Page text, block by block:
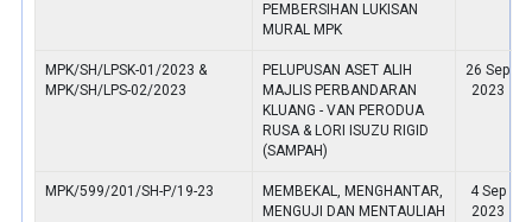
PEMBERSIHAN LUKISAN
MURAL MPK
MPK/SH/LPSK-01/2023 &
MPK/SH/LPS-02/2023
PELUPUSAN ASET ALIH
MAJLIS PERBANDARAN
KLUANG - VAN PERODUA
RUSA & LORI ISUZU RIGID
(SAMPAH)
26 Sep
2023
MPK/599/201/SH-P/19-23
MEMBEKAL, MENGHANTAR,
MENGUJI DAN MENTAULIAH
4 Sep
2023